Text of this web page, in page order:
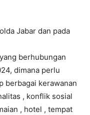
Jabar dan pada
berhubungan
dimana perlu
berbagai kerawanan
, konflik sosial
, hotel , tempat